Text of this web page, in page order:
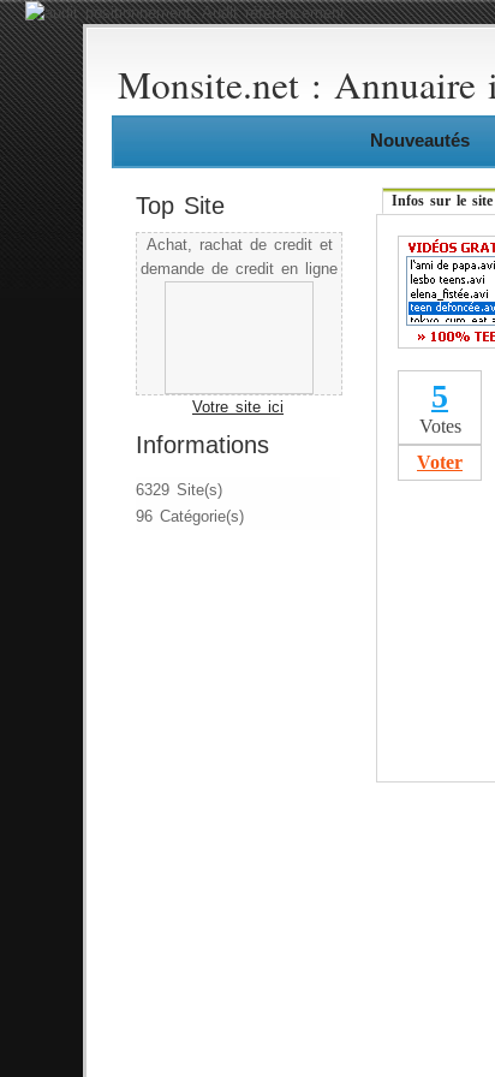
Monsite.net : Annuaire
Nouveautés
Top Site
Achat, rachat de credit et
demande de credit en ligne
Votre site ici
Informations
6329 Site(s)
96 Catégorie(s)
Infos sur le site
5
Votes
Voter